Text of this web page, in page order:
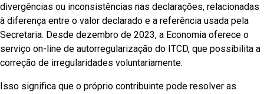
divergências ou inconsistências nas declarações, relacionadas
à diferença entre o valor declarado e a referência usada pela
Secretaria. Desde dezembro de 2023, a Economia oferece o
serviço on-line de autorregularização do ITCD, que possibilita a
correção de irregularidades voluntariamente.
Isso significa que o próprio contribuinte pode resolver as